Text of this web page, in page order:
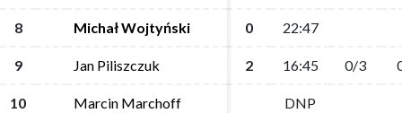
8 Michał Wojtyński 0 22:47
9 Jan Piliszczuk 2 16:45 0/3
10 Marcin Marchoff DNP
8 Michał Wojtyński 0 22:47
9 Jan Piliszczuk 2 16:45 0/3
10 Marcin Marchoff DNP